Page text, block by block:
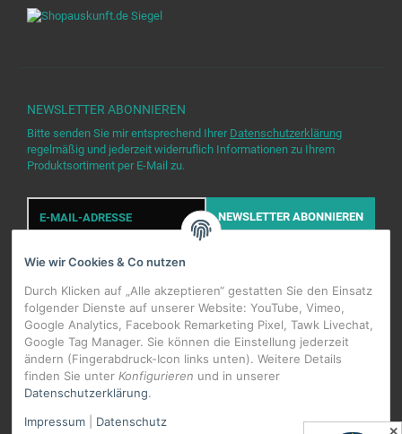
NEWSLETTER ABONNIEREN
Bitte senden Sie mir entsprechend Ihrer Datenschutzerklärung
regelmäßig und jederzeit widerruflich Informationen zu Ihrem
Produktsortiment per E-Mail zu.
E-
Mail-
Adresse
NEWSLETTER ABONNIEREN
WIDERRUFSBUTTON
Alle Preise inkl. gesetzlicher USt., zzgl.
Datenschutz-Einstellungen
Wie wir Cookies & Co nutzen
Durch Klicken auf „Alle akzeptieren“ gestatten Sie den Einsatz
folgender Dienste auf unserer Website: YouTube, Vimeo,
Google Analytics, Facebook Remarketing Pixel, Tawk Livechat,
Google Tag Manager. Sie können die Einstellung jederzeit
ändern (Fingerabdruck-Icon links unten). Weitere Details
finden Sie unter Konfigurieren und in unserer
Datenschutzerklärung.
Impressum
Datenschutz